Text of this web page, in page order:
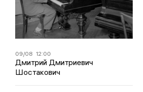
09/08 12:00
Дмитрий Дмитриевич
Шостакович